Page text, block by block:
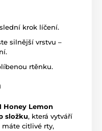
krok líčení.
silnější vrstvu –
rtěnku.
Honey Lemon
složku, která vytváří
citlivé rty,